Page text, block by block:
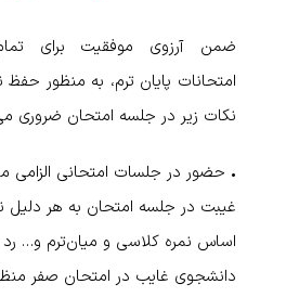
ضمن آرزوی موفقیت برای
امتحانات پایان ترم، به منظور
نکات زیر در جلسه امتحان ضروری
• حضور در جلسات امتحانی
غیبت در جلسه امتحان به هر دلیل
اساس نمره کلاسی و میان‌ترم و…
دانشجوی غایب در امتحان صفر